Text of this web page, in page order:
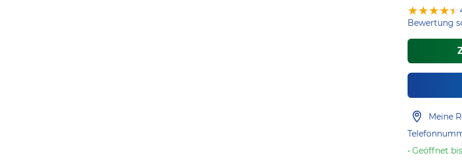
★★★★★
★★★★★
Bewertung
Meine
• Geöffnet